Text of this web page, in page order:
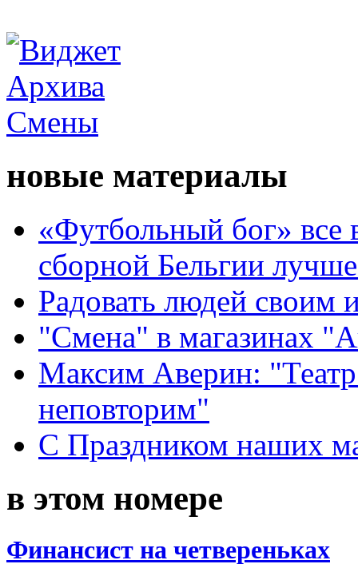
новые материалы
«Футбольный бог» все
сборной Бельгии
Радовать людей своим
"Смена" в магазинах
Максим Аверин:
неповторим"
С Праздником наших
в этом номере
Финансист на четвереньках